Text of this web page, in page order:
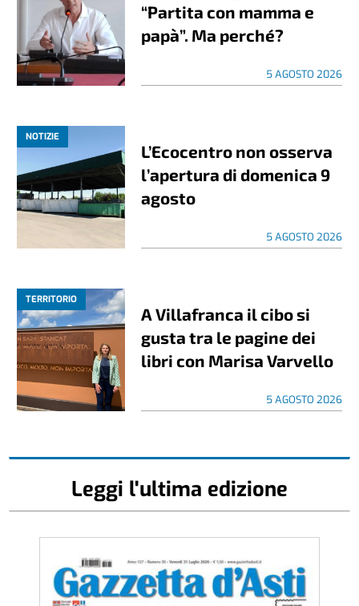
“Partita con mamma e
papà”. Ma perché?
5 AGOSTO 2026
NOTIZIE
L’Ecocentro non osserva
l’apertura di domenica 9
agosto
5 AGOSTO 2026
TERRITORIO
A Villafranca il cibo si
gusta tra le pagine dei
libri con Marisa Varvello
5 AGOSTO 2026
Leggi l'ultima edizione